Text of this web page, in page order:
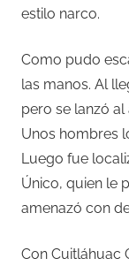
estilo narco.
Como pudo
las manos. Al
pero se lanzó
Unos hombres
Luego fue
Único, quien le
amenazó con
Con Cuitláhuac